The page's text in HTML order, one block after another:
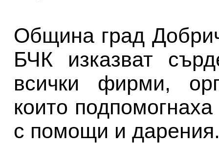
Община град
БЧК изказват
всички фирми,
които
с помощи и